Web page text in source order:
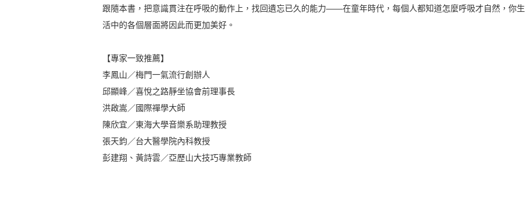
跟隨本書，把意識貫注在呼吸的動作上，找回遺忘已久的能力——在童年時代，每個人都知道怎麼呼吸才自然，你生
活中的各個層面將因此而更加美好。
【專家一致推薦】
李鳳山／梅門一氣流行創辦人
邱顯峰／喜悅之路靜坐協會前理事長
洪啟嵩／國際禪學大師
陳欣宜／東海大學音樂系助理教授
張天鈞／台大醫學院內科教授
彭建翔、黃詩雲／亞歷山大技巧專業教師